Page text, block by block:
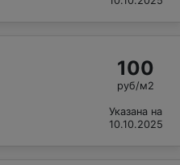
100
руб/м2
Указана на
10.10.2025